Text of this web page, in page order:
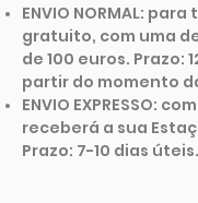
ENVIO NORMAL:
gratuito, com uma
de 100 euros. Prazo:
partir do momento
ENVIO EXPRESSO:
receberá a sua
Prazo: 7-10 dias úteis.